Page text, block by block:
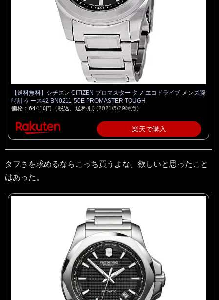
【送料無料】シチズン CITIZEN プロマスター タフ エコドライブ メンズ腕
時計 ケース42 BN0211-50E PROMASTER TOUGH
価格：64410円（税込、送料別) (2021/5/29時点)
楽天で購入
タフさを求めるならこっち買うよな。欲しいと思ったこと
はあった。